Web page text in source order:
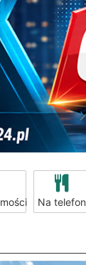
Na telefon